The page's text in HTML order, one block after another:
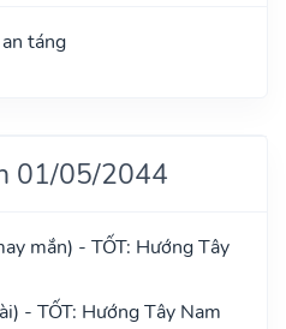
táng
01/05/2044
mắn) - TỐT: Hướng Tây
- TỐT: Hướng Tây Nam